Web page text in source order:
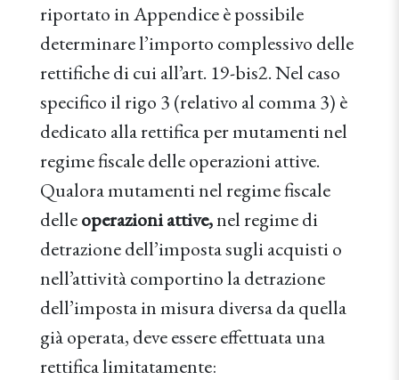
riportato in Appendice è possibile
determinare l’importo complessivo delle
rettifiche di cui all’art. 19-bis2. Nel caso
specifico il rigo 3 (relativo al comma 3) è
dedicato alla rettifica per mutamenti nel
regime fiscale delle operazioni attive.
Qualora mutamenti nel regime fiscale
delleoperazioni attive,nel regime di
detrazione dell’imposta sugli acquisti o
nell’attività comportino la detrazione
dell’imposta in misura diversa da quella
già operata, deve essere effettuata una
rettifica limitatamente: